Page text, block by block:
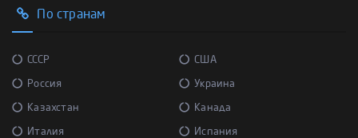
По странам
СССР США
Россия Украина
Казахстан Канада
Италия Испания